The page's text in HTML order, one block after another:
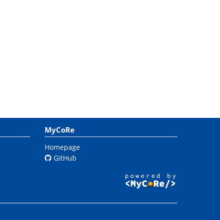
MyCoRe
Homepage
GitHub